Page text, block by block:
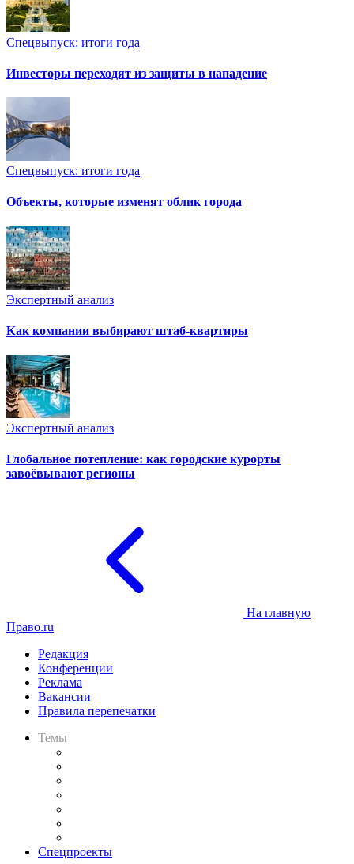
Спецвыпуск: итоги года
Инвесторы переходят из защиты в нападение
Спецвыпуск: итоги года
Объекты, которые изменят облик города
Экспертный анализ
Как компании выбирают штаб-квартиры
Экспертный анализ
Глобальное потепление: как городские курорты
завоёвывают регионы
На главную
Право.ru
Редакция
Конференции
Реклама
Вакансии
Правила перепечатки
Темы
Спецпроекты